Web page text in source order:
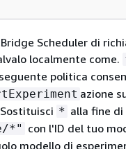
Scheduler di
localmente come.
politica
azione
* alla fine di
*" con l'ID del tuo
modello di